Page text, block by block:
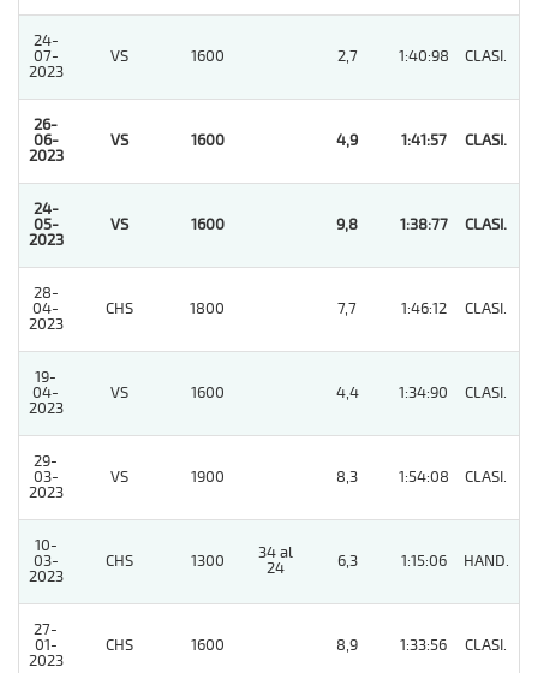
24-
07-
2023
VS 1600 2,7 1:40:98 CLASI.
26-
06-
2023
VS 1600 4,9 1:41:57 CLASI.
24-
05-
2023
VS 1600 9,8 1:38:77 CLASI.
28-
04-
2023
CHS 1800 7,7 1:46:12 CLASI.
19-
04-
2023
VS 1600 4,4 1:34:90 CLASI.
29-
03-
2023
VS 1900 8,3 1:54:08 CLASI.
10-
03-
2023
CHS 1300
34 al
24
6,3 1:15:06 HAND.
27-
01-
2023
CHS 1600 8,9 1:33:56 CLASI.